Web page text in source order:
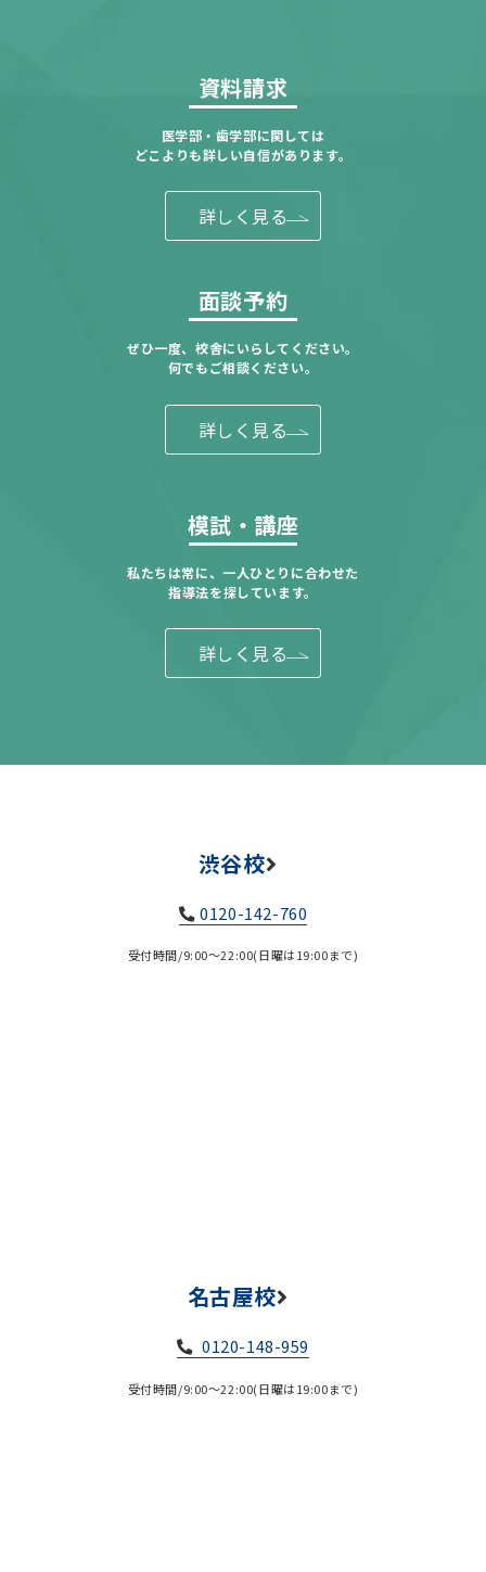
資料請求
医学部・歯学部に関しては
どこよりも詳しい自信があります。
詳しく見る
面談予約
ぜひ一度、校舎にいらしてください。
何でもご相談ください。
詳しく見る
模試・講座
私たちは常に、一人ひとりに合わせた
指導法を探しています。
詳しく見る
渋谷校
0120-142-760
受付時間/9:00～22:00(日曜は19:00まで)
名古屋校
0120-148-959
受付時間/9:00～22:00(日曜は19:00まで)